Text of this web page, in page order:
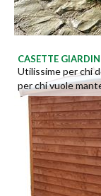
CASETTE
Utilissime per chi
per chi vuole